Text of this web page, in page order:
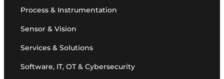
Process & Instrumentation
Sensor & Vision
Services & Solutions
Software, IT, OT & Cybersecurity